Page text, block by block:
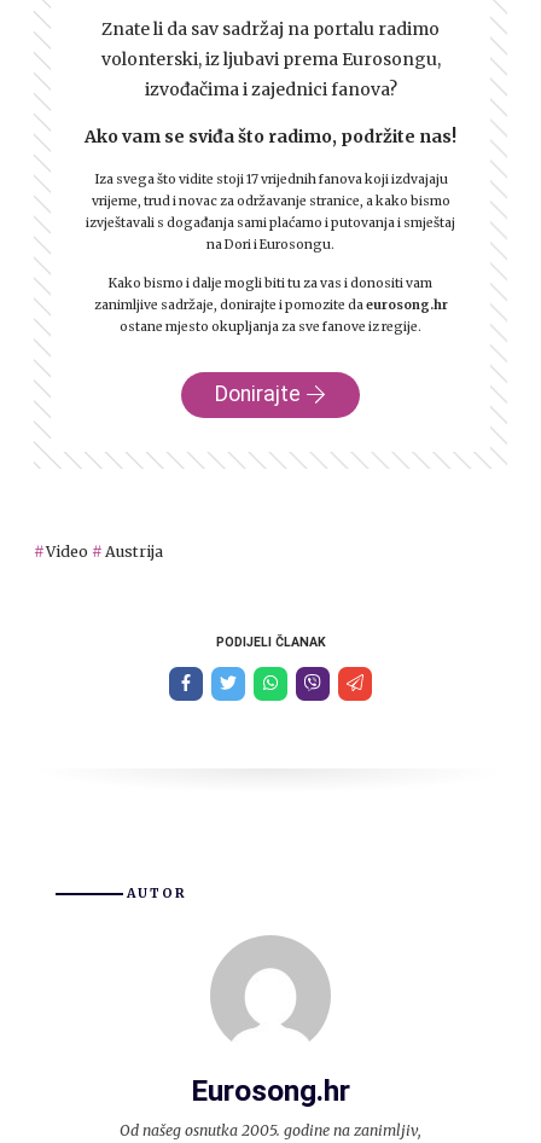
Znate li da sav sadržaj na portalu radimo
volonterski, iz ljubavi prema Eurosongu,
izvođačima i zajednici fanova?
Ako vam se sviđa što radimo, podržite nas!
Iza svega što vidite stoji 17 vrijednih fanova koji izdvajaju
vrijeme, trud i novac za održavanje stranice, a kako bismo
izvještavali s događanja sami plaćamo i putovanja i smještaj
na Dori i Eurosongu.
Kako bismo i dalje mogli biti tu za vas i donositi vam
zanimljive sadržaje, donirajte i pomozite da eurosong.hr
ostane mjesto okupljanja za sve fanove iz regije.
Donirajte
Video Austrija
PODIJELI ČLANAK
AUTOR
Eurosong.hr
Od našeg osnutka 2005. godine na zanimljiv,